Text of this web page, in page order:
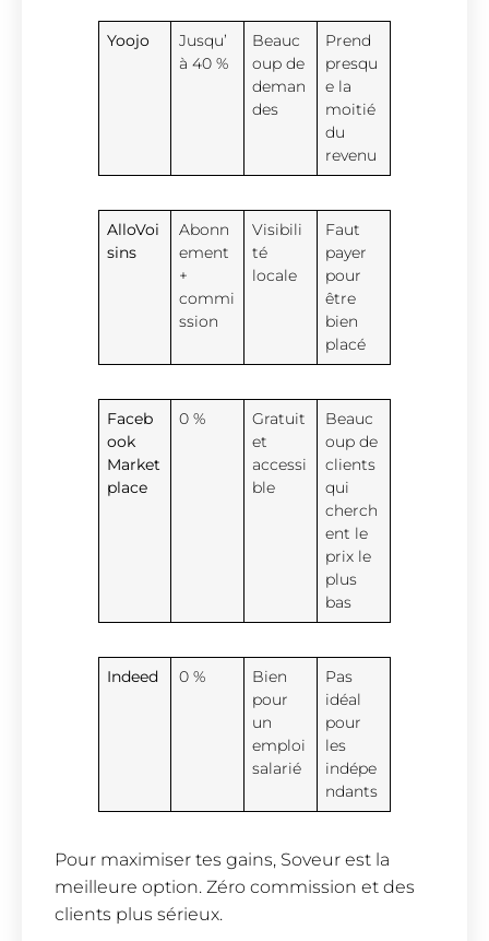
Yoojo
Jusqu’
à 40 %
Beauc
oup de
deman
des
Prend
presqu
e la
moitié
du
revenu
AlloVoi
sins
Abonn
ement
+
commi
ssion
Visibili
té
locale
Faut
payer
pour
être
bien
placé
Faceb
ook
Market
place
0 %
Gratuit
et
accessi
ble
Beauc
oup de
clients
qui
cherch
ent le
prix le
plus
bas
Indeed 0 %
Bien
pour
un
emploi
salarié
Pas
idéal
pour
les
indépe
ndants
Pour maximiser tes gains, Soveur est la
meilleure option. Zéro commission et des
clients plus sérieux.